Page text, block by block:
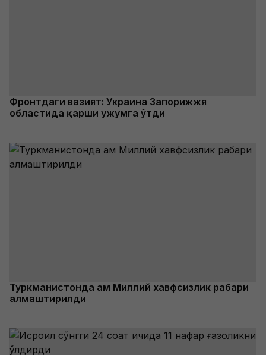
Фронтдаги вазият: Украина Запорижжя
областида қарши ҳужумга ўтди
Туркманистонда ҳам Миллий хавфсизлик раҳбари
алмаштирилди